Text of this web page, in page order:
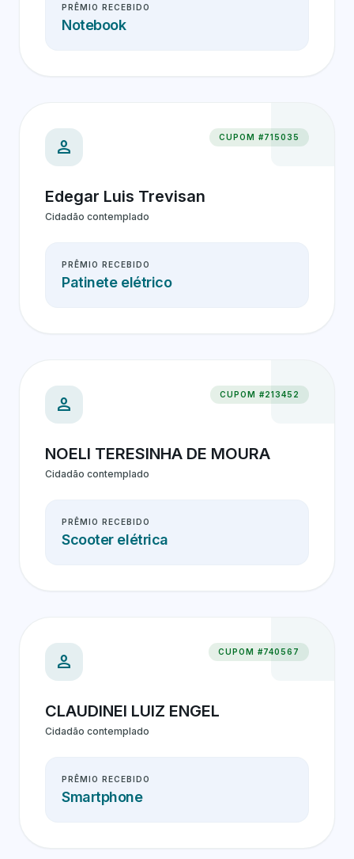
PRÊMIO RECEBIDO
Notebook
person CUPOM #715035
Edegar Luis Trevisan
Cidadão contemplado
PRÊMIO RECEBIDO
Patinete elétrico
person CUPOM #213452
NOELI TERESINHA DE MOURA
Cidadão contemplado
PRÊMIO RECEBIDO
Scooter elétrica
person CUPOM #740567
CLAUDINEI LUIZ ENGEL
Cidadão contemplado
PRÊMIO RECEBIDO
Smartphone